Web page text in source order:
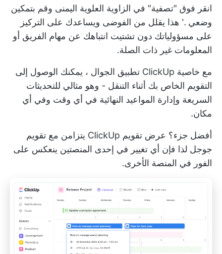
انقر فوق "تصفية" في الزاوية العلوية اليمنى وقم بتمكين
وضعي .' هذا يقلل من الفوضى ويساعدك على التركيز
على مسؤولياتك دون تشتيت انتباهك عن مهام الفريق أو
المعلومات غير ذات الصلة.
مع خاصية ClickUp تطبيق الجوال ، يمكنك الوصول إلى
التقويم الخاص بك أثناء التنقل - وهو مثالي للتحديثات
السريعة وإدارة المواعيد النهائية في أي وقت وفي أي
مكان.
أفضل جزء؟ عرض تقويم ClickUp
يتزامن مع تقويم
جوجل لذا فإن أي تغيير في إحدى المنصتين ينعكس على
الفور في المنصة الأخرى.